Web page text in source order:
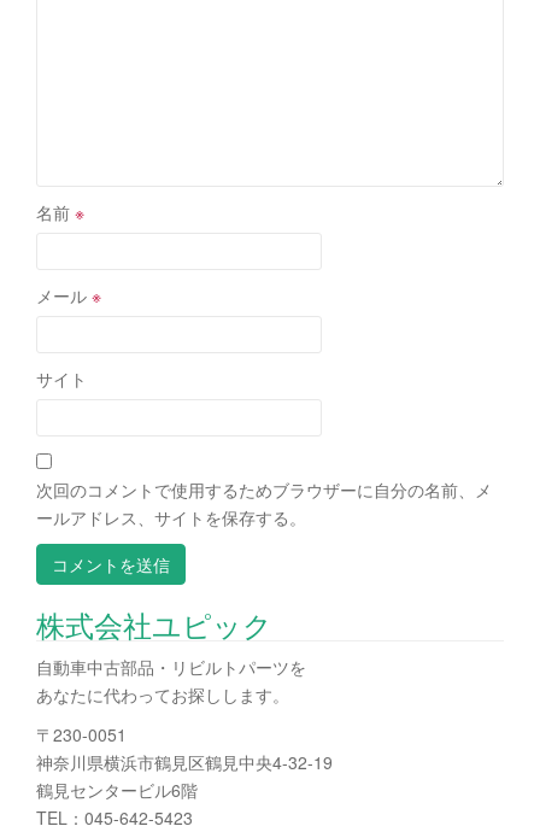
名前 ※
メール ※
サイト
次回のコメントで使用するためブラウザーに自分の名前、メ
ールアドレス、サイトを保存する。
株式会社ユピック
自動車中古部品・リビルトパーツを
あなたに代わってお探しします。
〒230-0051
神奈川県横浜市鶴見区鶴見中央4-32-19
鶴見センタービル6階
TEL：045-642-5423